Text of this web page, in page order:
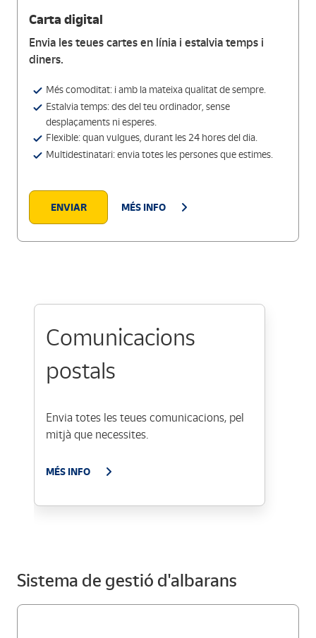
Carta digital
Envia les teues cartes en línia i estalvia temps i
diners.
Més comoditat: i amb la mateixa qualitat de sempre.
Estalvia temps: des del teu ordinador, sense
desplaçaments ni esperes.
Flexible: quan vulgues, durant les 24 hores del dia.
Multidestinatari: envia totes les persones que estimes.
ENVIAR MÉS INFO
Comunicacions
postals
Envia totes les teues comunicacions, pel
mitjà que necessites.
MÉS INFO
Sistema de gestió d'albarans